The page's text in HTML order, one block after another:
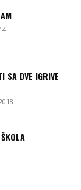
SA DVE IGRIVE